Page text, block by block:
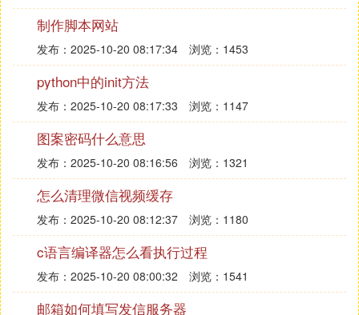
1. 1985年Windows 1.0正式推出，相信一些老一辈计
算机使用者应该熟悉吧!
2. 1987年10月推出Windows 2.0，比 Windows 1.0版
有了不少进步，但自身不完善，效果不好。
3. 1990年5月Windows 3.0 版推出，期间微软继2.0
后还有代号为286、386两款系统，但因其自身原
因，一直没有得到人们的注意。直到3.0的出现才改
观了这种局面，Windows逐渐占据了个人电脑系统，
3.0也首次加入了多媒体，被舆为"多媒体的DOS"。
4. 1992年Windows 3.1发布，该系统修改了3.0的一
些不足，并提供了更完善的多媒体功能。Windows系
统开始流行起来。
5. 1993年11月Windows 3.11发布，革命性的加入了
网络功能和即插即用技术。
6. 1994年Windows 3.2发布，这也是Windows系统第
制作脚本网站
发布：2025-10-20 08:17:34 浏览：1453
python中的init方法
发布：2025-10-20 08:17:33 浏览：1147
图案密码什么意思
发布：2025-10-20 08:16:56 浏览：1321
怎么清理微信视频缓存
发布：2025-10-20 08:12:37 浏览：1180
c语言编译器怎么看执行过程
发布：2025-10-20 08:00:32 浏览：1541
邮箱如何填写发信服务器